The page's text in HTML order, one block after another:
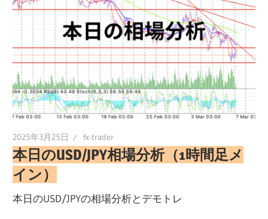
2025年3月25日 fx-trader
本日のUSD/JPY相場分析（1時間足メ
イン）
本日のUSD/JPYの相場分析とデモトレ